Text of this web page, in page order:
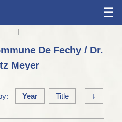
☰
De Fechy / Dr.
Meyer
Year Title ↓